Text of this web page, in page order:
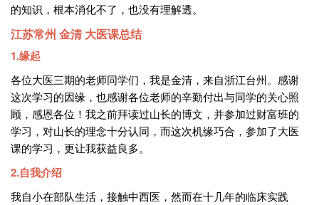
的知识，根本消化不了，也没有理解透。
江苏常州 金清 大医课总结
1.缘起
各位大医三期的老师同学们，我是金清，来自浙江台州。感谢
这次学习的因缘，也感谢各位老师的辛勤付出与同学的关心照
顾，感恩各位！我之前拜读过山长的博文，并参加过财富班的
学习，对山长的理念十分认同，而这次机缘巧合，参加了大医
课的学习，更让我获益良多。
2.自我介绍
我自小在部队生活，接触中西医，然而在十几年的临床实践